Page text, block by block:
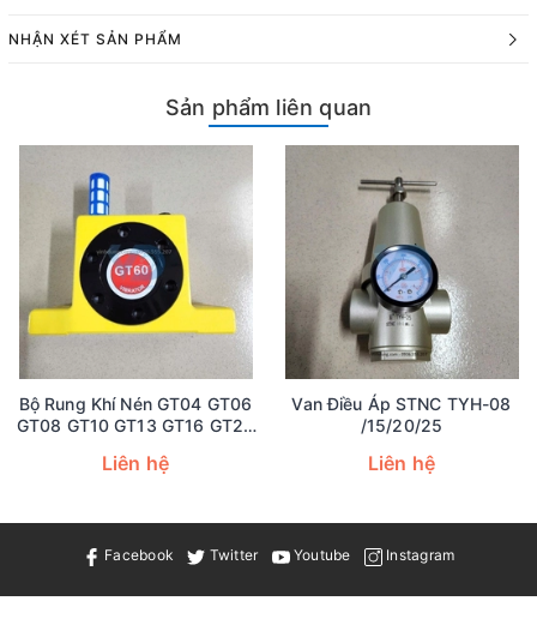
NHẬN XÉT SẢN PHẨM
Sản phẩm liên quan
Bộ Rung Khí Nén GT04 GT06
GT08 GT10 GT13 GT16 GT20
GT48 GT60
Liên hệ
Van Điều Áp STNC TYH-08
/15/20/25
Liên hệ
Facebook Twitter Youtube Instagram